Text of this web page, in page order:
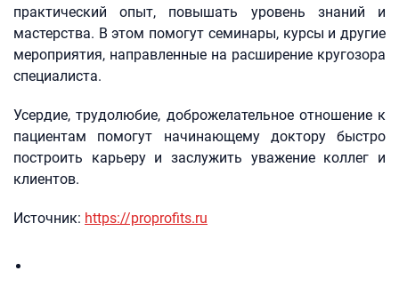
практический опыт, повышать уровень знаний и
мастерства. В этом помогут семинары, курсы и другие
мероприятия, направленные на расширение кругозора
специалиста.
Усердие, трудолюбие, доброжелательное отношение к
пациентам помогут начинающему доктору быстро
построить карьеру и заслужить уважение коллег и
клиентов.
Источник: https://proprofits.ru